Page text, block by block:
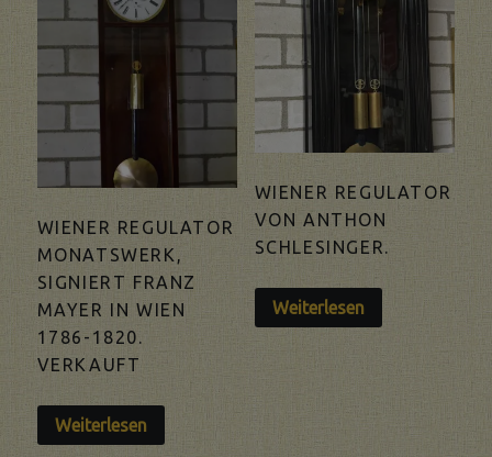
WIENER REGULATOR
MONATSWERK,
SIGNIERT FRANZ
MAYER IN WIEN
1786-1820.
VERKAUFT
Weiterlesen
WIENER REGULATOR
VON ANTHON
SCHLESINGER.
Weiterlesen